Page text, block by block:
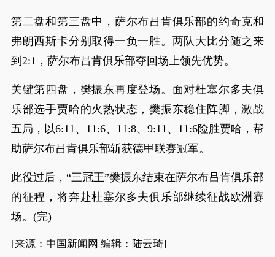
第二盘和第三盘中，萨尔布吕肯俱乐部的约奇克和
弗朗西斯卡分别取得一负一胜。两队大比分随之来
到2:1，萨尔布吕肯俱乐部夺回场上领先优势。
关键第四盘，樊振东再度登场。面对杜塞尔多夫俱
乐部选手贾哈的火热状态，樊振东稳住阵脚，激战
五局，以6:11、11:6、11:8、9:11、11:6险胜贾哈，帮
助萨尔布吕肯俱乐部斩获德甲联赛冠军。
此役过后，“三冠王”樊振东结束在萨尔布吕肯俱乐部
的征程，将奔赴杜塞尔多夫俱乐部继续征战欧洲赛
场。(完)
[来源：中国新闻网 编辑：陆云琦]